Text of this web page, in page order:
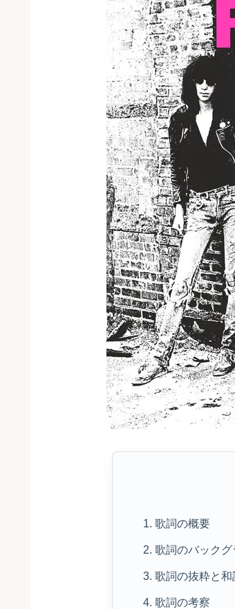
1. 歌詞の概要
2. 歌詞のバックグ
3. 歌詞の抜粋と和
4. 歌詞の考察